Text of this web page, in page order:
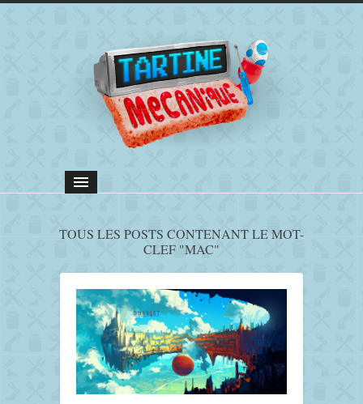
TOUS LES POSTS CONTENANT LE MOT-
CLEF "MAC"